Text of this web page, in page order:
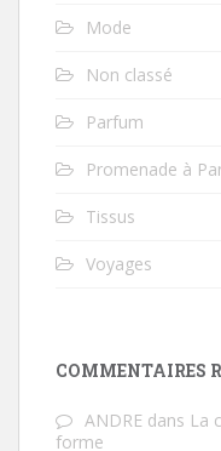
Mode
Non classé
Parfum
Promenade à
Tissus
Voyages
COMMENTAIRES
ANDRE dans La
forme